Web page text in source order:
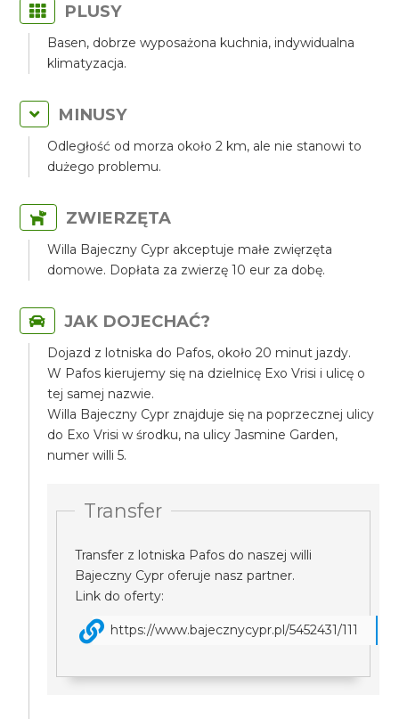
PLUSY
Basen, dobrze wyposażona kuchnia, indywidualna
klimatyzacja.
MINUSY
Odległość od morza około 2 km, ale nie stanowi to
dużego problemu.
ZWIERZĘTA
Willa Bajeczny Cypr akceptuje małe zwięrzęta
domowe. Dopłata za zwierzę 10 eur za dobę.
JAK DOJECHAĆ?
Dojazd z lotniska do Pafos, około 20 minut jazdy.
W Pafos kierujemy się na dzielnicę Exo Vrisi i ulicę o
tej samej nazwie.
Willa Bajeczny Cypr znajduje się na poprzecznej ulicy
do Exo Vrisi w środku, na ulicy Jasmine Garden,
numer willi 5.
Transfer
Transfer z lotniska Pafos do naszej willi
Bajeczny Cypr oferuje nasz partner.
Link do oferty:
https://www.bajecznycypr.pl/5452431/111